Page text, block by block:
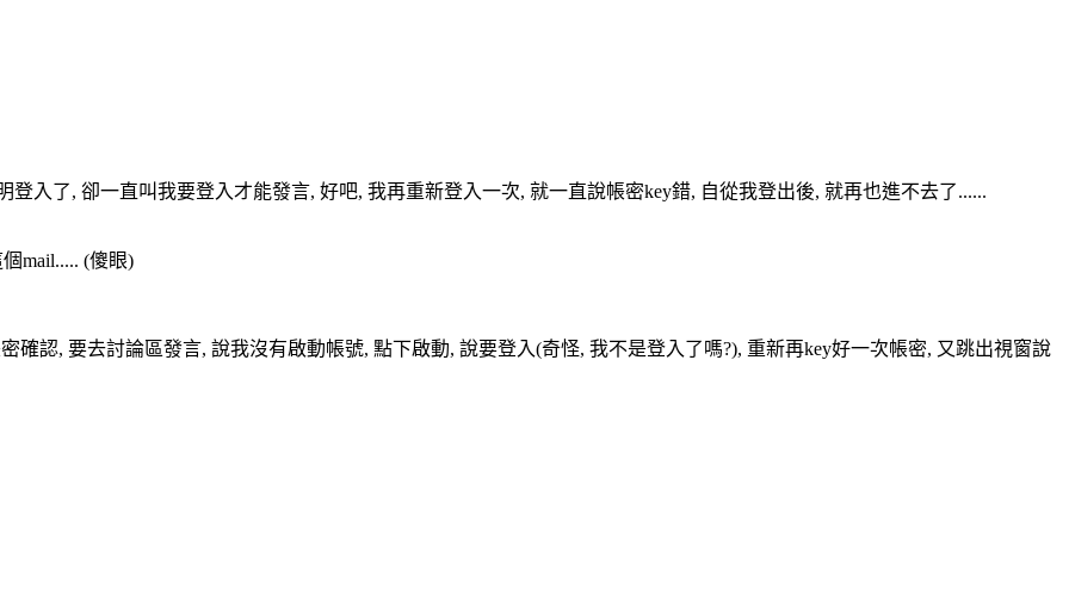
入了, 卻一直叫我要登入才能發言, 好吧, 我再重新登入一次, 就一直說帳密key錯, 自從我登出後, 就再也進不去了......
mail..... (傻眼)
確認, 要去討論區發言, 說我沒有啟動帳號, 點下啟動, 說要登入(奇怪, 我不是登入了嗎?), 重新再key好一次帳密, 又跳出視窗說